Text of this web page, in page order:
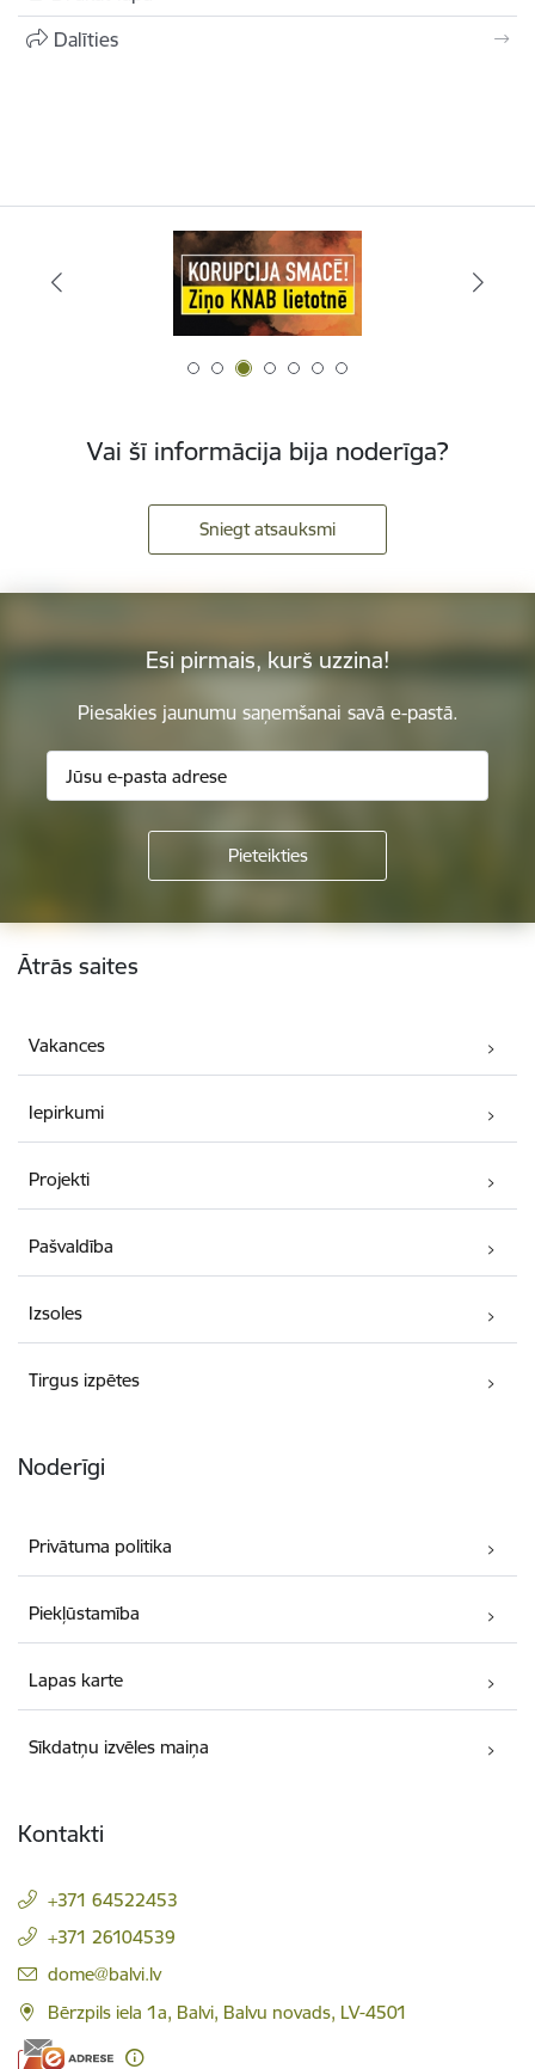
Dalīties
Vai šī informācija bija noderīga?
Sniegt atsauksmi
Esi pirmais, kurš uzzina!
Piesakies jaunumu saņemšanai savā e-pastā.
Kājene
Ātrās saites
Vakances
Iepirkumi
Projekti
Pašvaldība
Izsoles
Tirgus izpētes
Noderīgi
Privātuma politika
Piekļūstamība
Lapas karte
Sīkdatņu izvēles maiņa
Kontakti
+371 64522453
+371 26104539
E-pasts:
dome@balvi.lv
Bērzpils iela 1a, Balvi, Balvu novads, LV-4501